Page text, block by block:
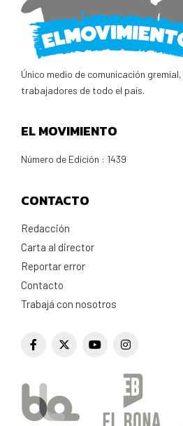
Único medio de comunicación
trabajadores de todo el país.
EL MOVIMIENTO
Número de Edición : 1439
CONTACTO
Redacción
Carta al director
Reportar error
Contacto
Trabajá con nosotros